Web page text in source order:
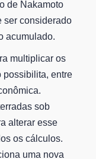
de Nakamoto
ser considerado
acumulado.
multiplicar os
possibilita, entre
sob
alterar esse
os cálculos.
uma nova